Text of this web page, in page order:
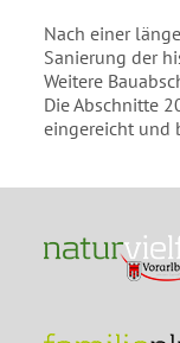
Nach einer
Sanierung der
Weitere
Die Abschnitte
eingereicht und